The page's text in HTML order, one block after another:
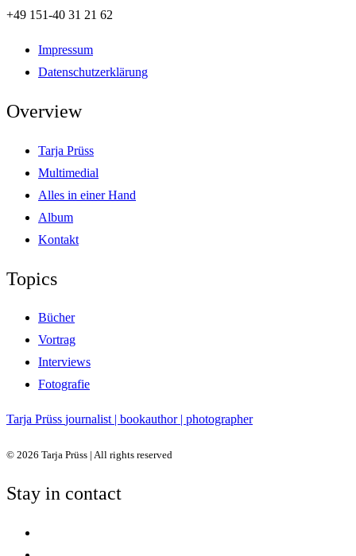
+49 151-40 31 21 62
Impressum
Datenschutzerklärung
Overview
Tarja Prüss
Multimedial
Alles in einer Hand
Album
Kontakt
Topics
Bücher
Vortrag
Interviews
Fotografie
Tarja Prüss journalist | bookauthor | photographer
© 2026 Tarja Prüss | All rights reserved
Stay in contact